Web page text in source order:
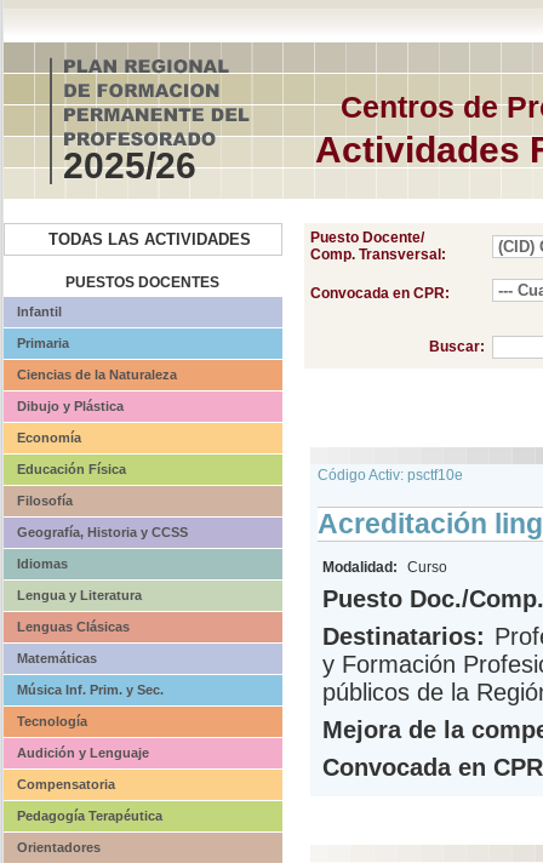
Centros de
Actividades
2025/26
TODAS LAS ACTIVIDADES
PUESTOS DOCENTES
Infantil
Primaria
Ciencias de la Naturaleza
Dibujo y Plástica
Economía
Educación Física
Filosofía
Geografía, Historia y CCSS
Idiomas
Lengua y Literatura
Lenguas Clásicas
Matemáticas
Música Inf. Prim. y Sec.
Tecnología
Audición y Lenguaje
Compensatoria
Pedagogía Terapéutica
Orientadores
Puesto Docente/
Comp. Transversal:
Convocada en CPR:
Buscar:
Código Activ: psctf10e
Acreditación
Modalidad: Curso
Puesto Doc./
Destinatarios:
y Formación
públicos de la
Mejora de la
Convocada en